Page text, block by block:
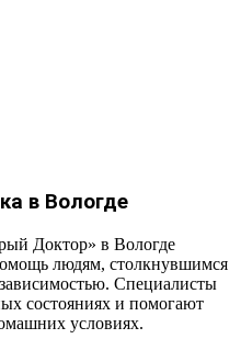
в Вологде
Доктор» в Вологде
людям, столкнувшимся
Специалисты
состояниях и помогают
условиях.